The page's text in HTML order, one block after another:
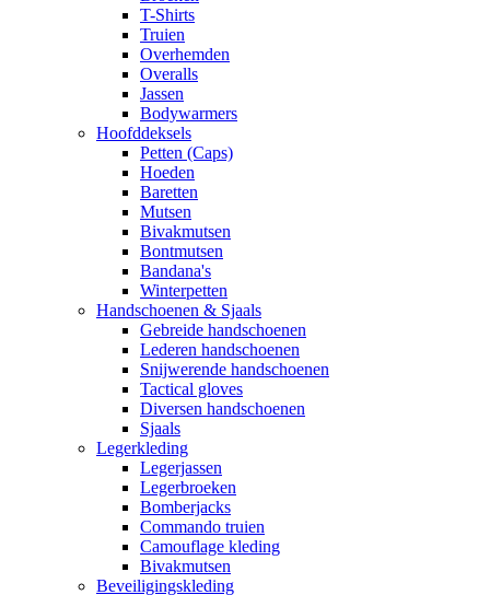
T-Shirts
Truien
Overhemden
Overalls
Jassen
Bodywarmers
Hoofddeksels
Petten (Caps)
Hoeden
Baretten
Mutsen
Bivakmutsen
Bontmutsen
Bandana's
Winterpetten
Handschoenen & Sjaals
Gebreide handschoenen
Lederen handschoenen
Snijwerende handschoenen
Tactical gloves
Diversen handschoenen
Sjaals
Legerkleding
Legerjassen
Legerbroeken
Bomberjacks
Commando truien
Camouflage kleding
Bivakmutsen
Beveiligingskleding